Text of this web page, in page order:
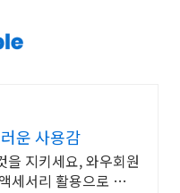
운 사용감
을 지키세요, 와우회원
서리 활용으로 바쁜